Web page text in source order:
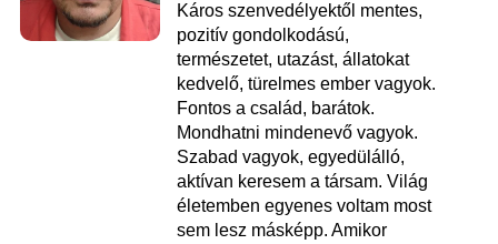
Káros szenvedélyektől mentes,
pozitív gondolkodású,
természetet, utazást, állatokat
kedvelő, türelmes ember vagyok.
Fontos a család, barátok.
Mondhatni mindenevő vagyok.
Szabad vagyok, egyedülálló,
aktívan keresem a társam. Világ
életemben egyenes voltam most
sem lesz másképp. Amikor